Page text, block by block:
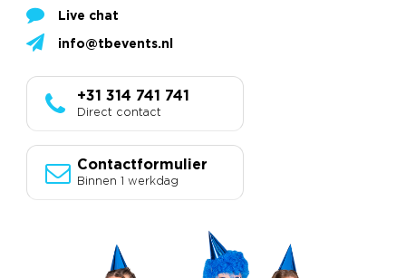
Live chat
info@tbevents.nl
+31 314 741 741
Direct contact
Contactformulier
Binnen 1 werkdag